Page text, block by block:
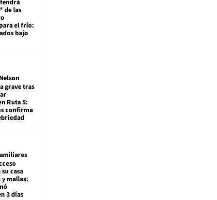
de las
el frío:
bajo
Nelson
grave tras
Ruta 5:
confirma
casa
mallas:
3 días